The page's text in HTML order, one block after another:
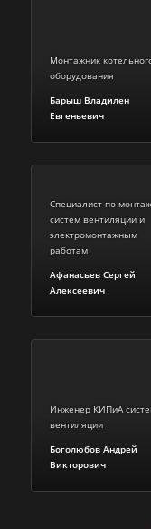
Монтажник
оборудования
Барыш Владилен
Евгеньевич
Специалист по
систем вентиляции и
электромонтажным
работам
Афанасьев Сергей
Алексеевич
Инженер КИПиА
вентиляции
Боголюбов Андрей
Викторович